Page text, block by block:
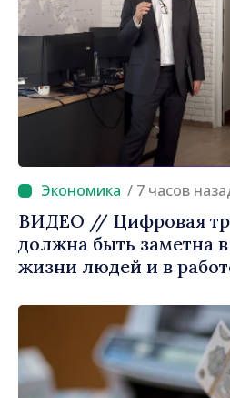
/ 7 часов
ВИДЕО // Цифровая
должна быть заметна
жизни людей и в
посетил Агентство
управления